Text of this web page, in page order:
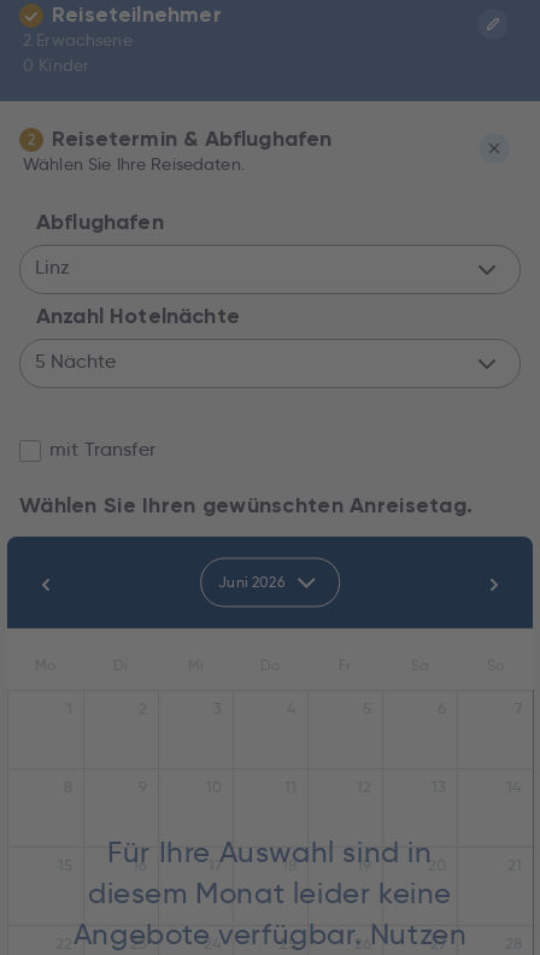
Reiseteilnehmer
2 Erwachsene
0 Kinder
2 Reisetermin & Abflughafen
Wählen Sie Ihre Reisedaten.
Abflughafen
Linz
Anzahl Hotelnächte
5 Nächte
mit Transfer
Wählen Sie Ihren gewünschten Anreisetag.
Juni 2026
Für Ihre Auswahl sind in
diesem Monat leider keine
Angebote verfügbar. Nutzen
16 17 18 19 20
23 24 25 26 27